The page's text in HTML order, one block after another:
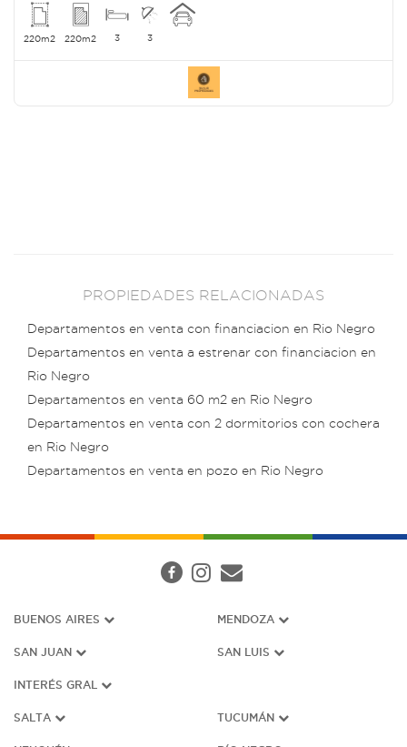
220m2 220m2 3 3
PROPIEDADES RELACIONADAS
Departamentos en venta con financiacion en Rio Negro
Departamentos en venta a estrenar con financiacion en
Rio Negro
Departamentos en venta 60 m2 en Rio Negro
Departamentos en venta con 2 dormitorios con cochera
en Rio Negro
Departamentos en venta en pozo en Rio Negro
BUENOS AIRES MENDOZA
SAN JUAN SAN LUIS
INTERÉS GRAL
SALTA TUCUMÁN